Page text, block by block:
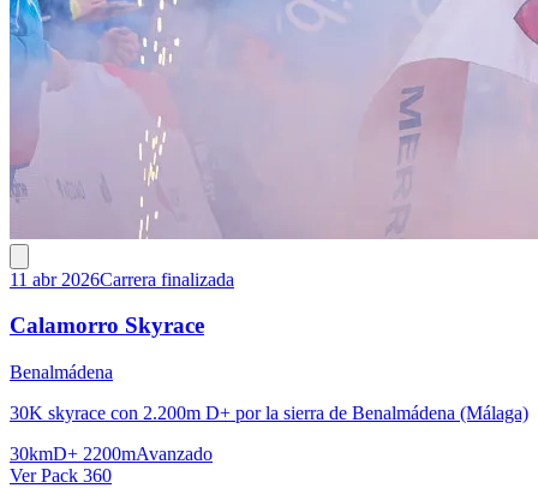
11 abr 2026Carrera finalizada
Calamorro Skyrace
Benalmádena
30K skyrace con 2.200m D+ por la sierra de Benalmádena (Málaga)
30kmD+ 2200mAvanzado
Ver Pack 360